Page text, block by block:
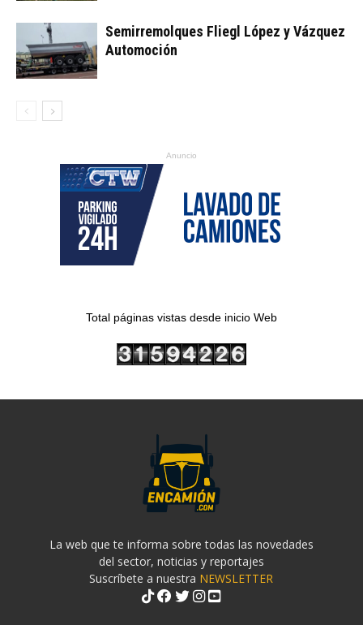
Semirremolques Fliegl López y Vázquez
Automoción
Anuncio
Total páginas vistas desde inicio Web
La web que te informa sobre todas las novedades
del sector, noticias y reportajes
Suscríbete a nuestra NEWSLETTER